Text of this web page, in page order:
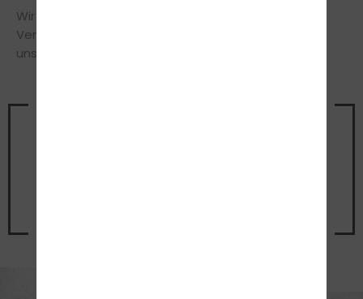
Wir stehen Dir in allen Fragen jederzeit gerne zur
Verfügung und freuen uns über Deinen Besuch in
unserer Fahrschule.